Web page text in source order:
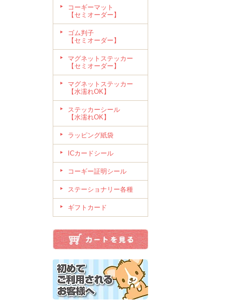
コーギーマット
【セミオーダー】
ゴム判子
【セミオーダー】
マグネットステッカー
【セミオーダー】
マグネットステッカー
【水濡れOK】
ステッカーシール
【水濡れOK】
ラッピング紙袋
ICカードシール
コーギー証明シール
ステーショナリー各種
ギフトカード